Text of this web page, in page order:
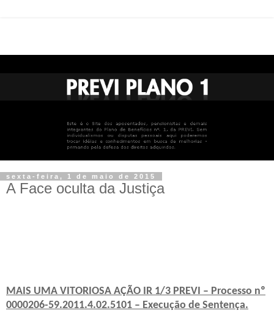
sexta-feira, 1 de maio de 2015
A Face oculta da Justiça
MAIS UMA VITORIOSA AÇÃO IR 1/3 PREVI – Processo nº
0000206-59.2011.4.02.5101 – Execução de Sentença.